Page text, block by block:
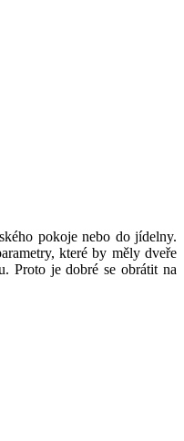
pokoje nebo do jídelny.
které by měly dveře
Proto je dobré se obrátit na